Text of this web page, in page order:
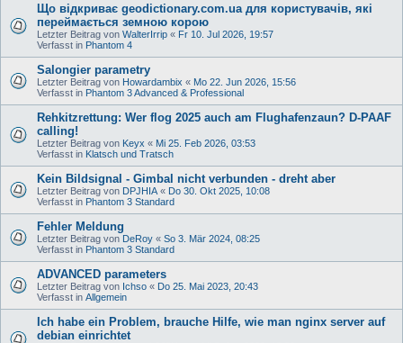
Що відкриває geodictionary.com.ua для користувачів, які
переймається земною корою
Letzter Beitrag von WalterIrrip « Fr 10. Jul 2026, 19:57
Verfasst in Phantom 4
Salongier parametry
Letzter Beitrag von Howardambix « Mo 22. Jun 2026, 15:56
Verfasst in Phantom 3 Advanced & Professional
Rehkitzrettung: Wer flog 2025 auch am Flughafenzaun? D-PAAF
calling!
Letzter Beitrag von Keyx « Mi 25. Feb 2026, 03:53
Verfasst in Klatsch und Tratsch
Kein Bildsignal - Gimbal nicht verbunden - dreht aber
Letzter Beitrag von DPJHIA « Do 30. Okt 2025, 10:08
Verfasst in Phantom 3 Standard
Fehler Meldung
Letzter Beitrag von DeRoy « So 3. Mär 2024, 08:25
Verfasst in Phantom 3 Standard
ADVANCED parameters
Letzter Beitrag von Ichso « Do 25. Mai 2023, 20:43
Verfasst in Allgemein
Ich habe ein Problem, brauche Hilfe, wie man nginx server auf
debian einrichtet